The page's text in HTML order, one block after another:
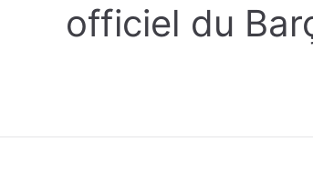
officiel du